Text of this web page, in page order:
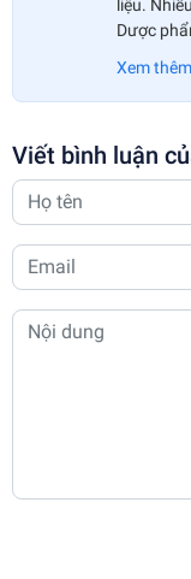
liệu.
Dược
Xem
Viết bình luận